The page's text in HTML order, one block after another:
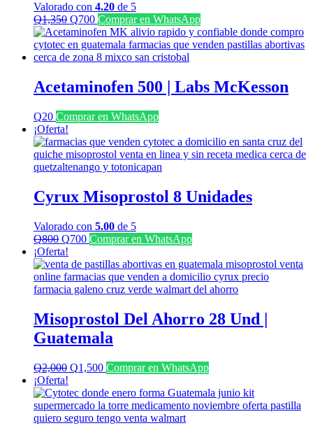
Valorado con 4.20 de 5
Q1,350 El
precio
original
era:
Q700El
precio
actual
es:
Comprar en WhatsApp
Acetaminofen 500 | Labs McKesson
Q20 Comprar en WhatsApp
¡Oferta!
Cyrux Misoprostol 8 Unidades
Valorado con 5.00 de 5
Q800 El
precio
original
era:
Q800.
Q700El
actual
es:
Q700.
Comprar en WhatsApp
¡Oferta!
Misoprostol Del Ahorro 28 Und |
Guatemala
Q2,000 El
original
era:
Q2,000.
Q1,500El
actual
es:
Q1,500.
Comprar en WhatsApp
¡Oferta!